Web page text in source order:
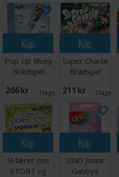
Köp
Pop Up Bluey
Brädspel
206 SEK I lager: 3
Köp
Super Charlie
Brädspel
211 SEK I lager:
Köp
Vi lærer oss
STORT og
Köp
UNO Junior
Gabbys